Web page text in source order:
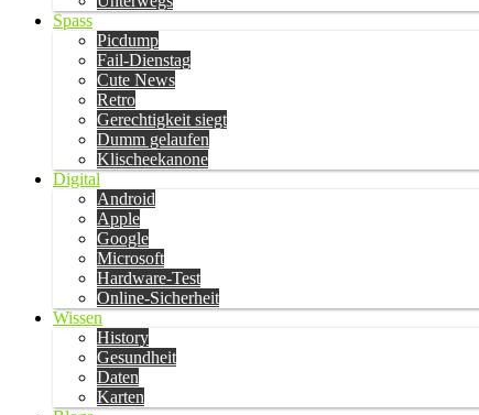
Spass
Picdump
Fail-Dienstag
Cute News
Retro
Gerechtigkeit siegt
Dumm gelaufen
Klischeekanone
Digital
Android
Apple
Google
Microsoft
Hardware-Test
Online-Sicherheit
Wissen
History
Gesundheit
Daten
Karten